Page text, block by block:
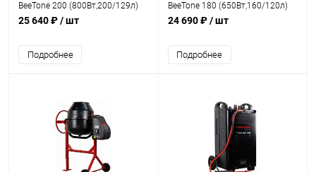
BeeTone 200 (800Вт,200/129л)
25 640 ₽/ шт
Подробнее
BeeTone 180 (650Вт,160/120л)
24 690 ₽/ шт
Подробнее